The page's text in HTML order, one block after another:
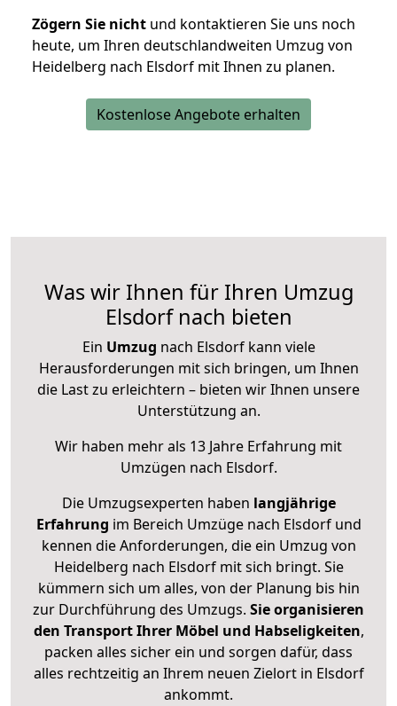
Zögern Sie nicht und kontaktieren Sie uns noch
heute, um Ihren deutschlandweiten Umzug von
Heidelberg nach Elsdorf mit Ihnen zu planen.
Kostenlose Angebote erhalten
Was wir Ihnen für Ihren Umzug
Elsdorf nach bieten
Ein Umzug nach Elsdorf kann viele
Herausforderungen mit sich bringen, um Ihnen
die Last zu erleichtern – bieten wir Ihnen unsere
Unterstützung an.
Wir haben mehr als 13 Jahre Erfahrung mit
Umzügen nach Elsdorf.
Die Umzugsexperten haben langjährige
Erfahrung im Bereich Umzüge nach Elsdorf und
kennen die Anforderungen, die ein Umzug von
Heidelberg nach Elsdorf mit sich bringt. Sie
kümmern sich um alles, von der Planung bis hin
zur Durchführung des Umzugs. Sie organisieren
den Transport Ihrer Möbel und Habseligkeiten,
packen alles sicher ein und sorgen dafür, dass
alles rechtzeitig an Ihrem neuen Zielort in Elsdorf
ankommt.